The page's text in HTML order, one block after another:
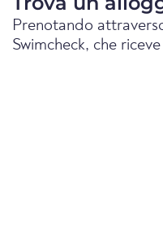
Prenotando
Swimcheck, che